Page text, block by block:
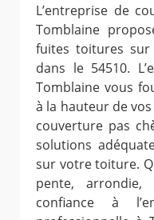
L’entreprise de
Tomblaine
fuites toitures
dans le 54510.
Tomblaine vous
à la hauteur de
couverture pas
solutions
sur votre toiture.
pente,
confiance à